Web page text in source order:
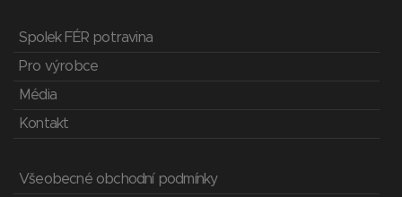
Spolek FÉR potravina
Pro výrobce
Média
Kontakt
Všeobecné obchodní podmínky